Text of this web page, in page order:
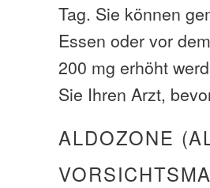
Tag. Sie können
Essen oder vor
200 mg erhöht
Sie Ihren Arzt,
ALDOZONE